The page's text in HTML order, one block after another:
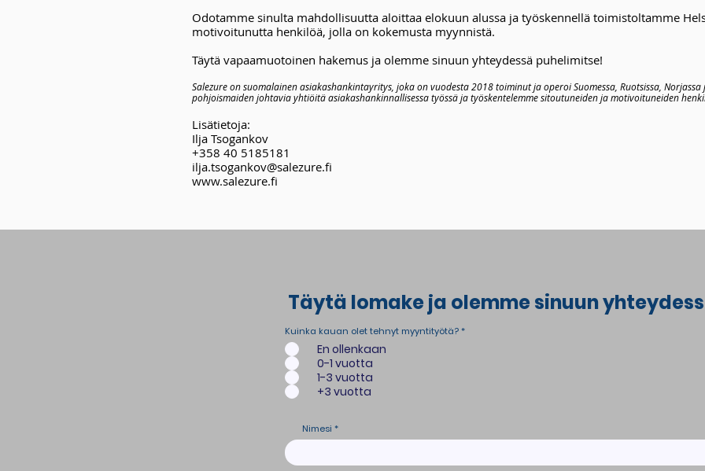
Odotamme sinulta mahdollisuutta aloittaa elokuun alussa ja työskennellä toimistoltamme
motivoitunutta henkilöä, jolla on kokemusta myynnistä.
Täytä vapaamuotoinen hakemus ja olemme sinuun yhteydessä puhelimitse!
Salezure on suomalainen asiakashankintayritys, joka on vuodesta 2018 toiminut ja operoi Suomessa, Ruotsissa, Norjassa
pohjoismaiden johtavia yhtiöitä asiakashankinnallisessa työssä ja työskentelemme sitoutuneiden ja motivoituneiden
Lisätietoja:
Ilja Tsogankov
+358 40 5185181
ilja.tsogankov@salezure.fi
www.salezure.fi
Täytä lomake ja olemme sinuun
Kuinka kauan olet tehnyt myyntityötä?*
En ollenkaan
0-1 vuotta
1-3 vuotta
+3 vuotta
Nimesi